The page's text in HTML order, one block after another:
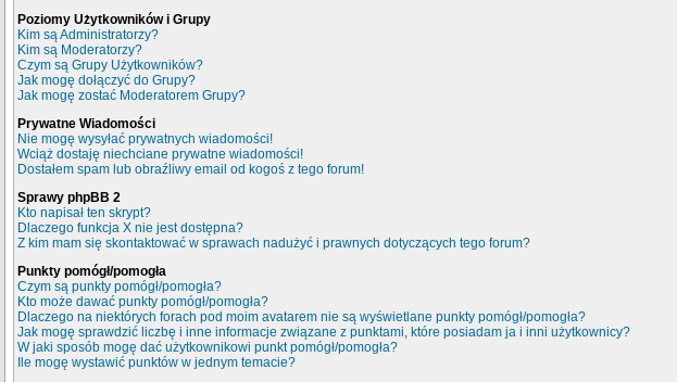
Poziomy Użytkowników i Grupy
Kim są Administratorzy?
Kim są Moderatorzy?
Czym są Grupy Użytkowników?
Jak mogę dołączyć do Grupy?
Jak mogę zostać Moderatorem Grupy?
Prywatne Wiadomości
Nie mogę wysyłać prywatnych wiadomości!
Wciąż dostaję niechciane prywatne wiadomości!
Dostałem spam lub obraźliwy email od kogoś z tego forum!
Sprawy phpBB 2
Kto napisał ten skrypt?
Dlaczego funkcja X nie jest dostępna?
Z kim mam się skontaktować w sprawach nadużyć i prawnych dotyczących tego forum?
Punkty pomógł/pomogła
Czym są punkty pomógł/pomogła?
Kto może dawać punkty pomógł/pomogła?
Dlaczego na niektórych forach pod moim avatarem nie są wyświetlane punkty pomógł/pomogła?
Jak mogę sprawdzić liczbę i inne informacje związane z punktami, które posiadam ja i inni użytkownicy?
W jaki sposób mogę dać użytkownikowi punkt pomógł/pomogła?
Ile mogę wystawić punktów w jednym temacie?